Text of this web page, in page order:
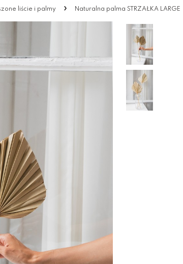
liście i palmy » Naturalna palma STRZAŁKA LARGE